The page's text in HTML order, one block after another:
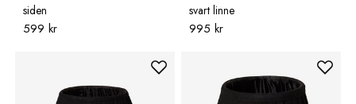
siden
599 kr
svart linne
995 kr